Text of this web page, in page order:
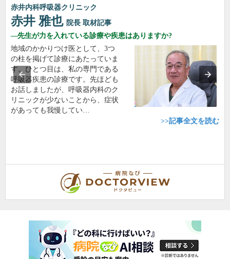
赤井内科呼吸器クリニック
赤井 雅也 院長 取材記事
先生が力を入れている診療や疾患はありますか?
地域のかかりつけ医として、3つ
の柱を掲げて診療にあたっていま
す。ひとつ目は、私の専門である
呼吸器疾患の診療です。先ほども
お話しましたが、呼吸器内科のク
リニックが少ないことから、症状
があっても我慢してい…
>>記事全文を読む